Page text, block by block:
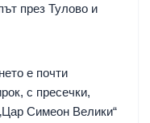
през Тулово и
е почти
с пресечки,
Симеон Велики“